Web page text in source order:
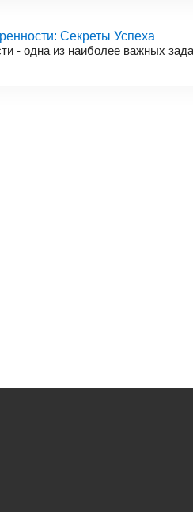
Секреты Успеха
- одна из наиболее важных